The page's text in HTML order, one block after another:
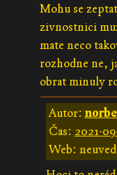
Mohu se
zivnostnici
mate neco
rozhodne ne,
obrat minuly
Autor:
Čas: 2021-
Web: